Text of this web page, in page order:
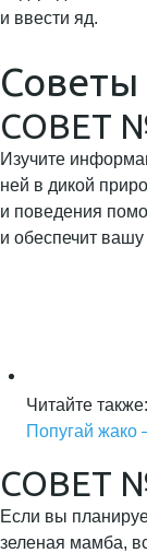
и ввести яд.
Советы
СОВЕТ
Изучите
ней в дикой
и поведения
и обеспечит вашу
Читайте также:
Попугай жако
СОВЕТ
Если вы
зеленая мамба,